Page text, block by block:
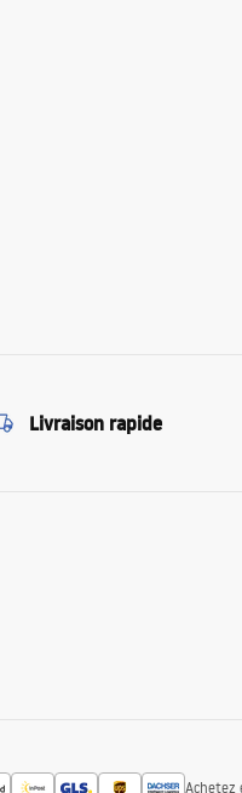
Livraison rapide
Achetez